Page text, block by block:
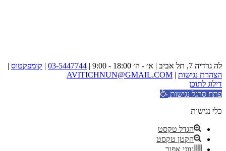
לה גרדיה 7, תל אביב | א׳ - ה׳ 18:00 - 9:00 | 03-5447744
| קומפקטוס |
הצהרת נגישות |
AVITICHNUN@GMAIL.COM
דילוג לתוכן
פתח סרגל נגישות
כלי נגישות
הגדל טקסט
הקטן טקסט
גווני אפור